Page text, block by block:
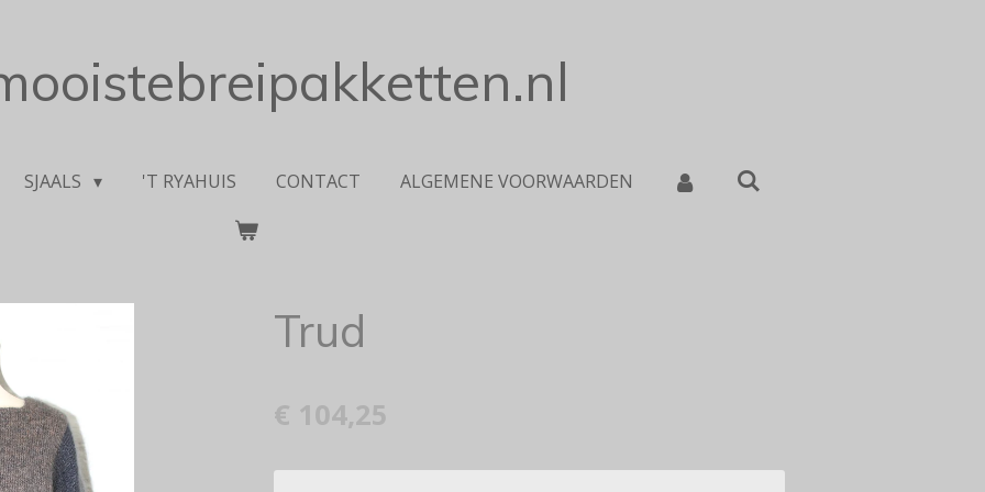
SJAALS 'T RYAHUIS CONTACT ALGEMENE VOORWAARDEN
Trud
€ 104,25